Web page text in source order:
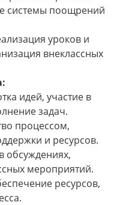
системы поощрений
уроков и
внеклассных
идей, участие в
задач.
процессом,
и ресурсов.
обсуждениях,
мероприятий.
ресурсов,